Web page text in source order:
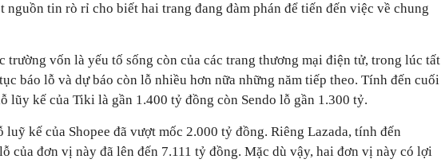
nguồn tin rò rỉ cho biết hai trang đang đàm phán để tiến đến việc về chung
trường vốn là yếu tố sống còn của các trang thương mại điện tử, trong lúc tất
báo lỗ và dự báo còn lỗ nhiều hơn nữa những năm tiếp theo. Tính đến cuối
lũy kế của Tiki là gần 1.400 tỷ đồng còn Sendo lỗ gần 1.300 tỷ.
luỹ kế của Shopee đã vượt mốc 2.000 tỷ đồng. Riêng Lazada, tính đến
của đơn vị này đã lên đến 7.111 tỷ đồng. Mặc dù vậy, hai đơn vị này có lợi